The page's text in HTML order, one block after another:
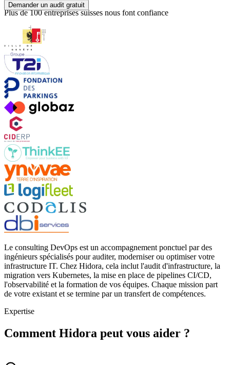
Demander un audit gratuit
Plus de 100 entreprises suisses nous font confiance
Le consulting DevOps est un accompagnement ponctuel par des
ingénieurs spécialisés pour auditer, moderniser ou optimiser votre
infrastructure IT. Chez Hidora, cela inclut l'audit d'infrastructure, la
migration vers Kubernetes, la mise en place de pipelines CI/CD,
l'observabilité et la formation de vos équipes. Chaque mission part
de votre existant et se termine par un transfert de compétences.
Expertise
Comment Hidora peut vous aider ?